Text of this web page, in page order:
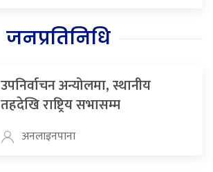
जनप्रतिनिधि
उपनिर्वाचन अन्योलमा, स्थानीय
तहदेखि राष्ट्रिय सभासम्म
अनलाइनपाना